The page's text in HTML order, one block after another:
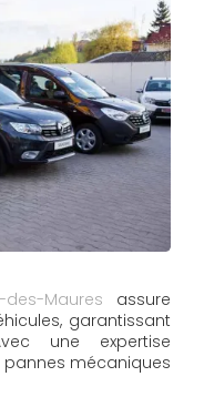
Maures assure
garantissant
une expertise
pannes mécaniques